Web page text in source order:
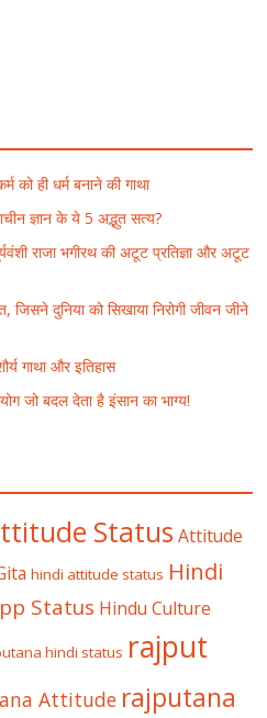
को ही धर्म बनाने की गाथा
ज्ञान के ये 5 अद्भुत सत्य?
राजा भगीरथ की अटूट प्रतिज्ञा और अटूट
जिसने दुनिया को सिखाया निरोगी जीवन जीने
गाथा और इतिहास
जो बदल देता है इंसान का भाग्य!
Status Attitude
hindi attitude status Hindi
Status Hindu Culture
hindi status rajput
Attitude rajputana